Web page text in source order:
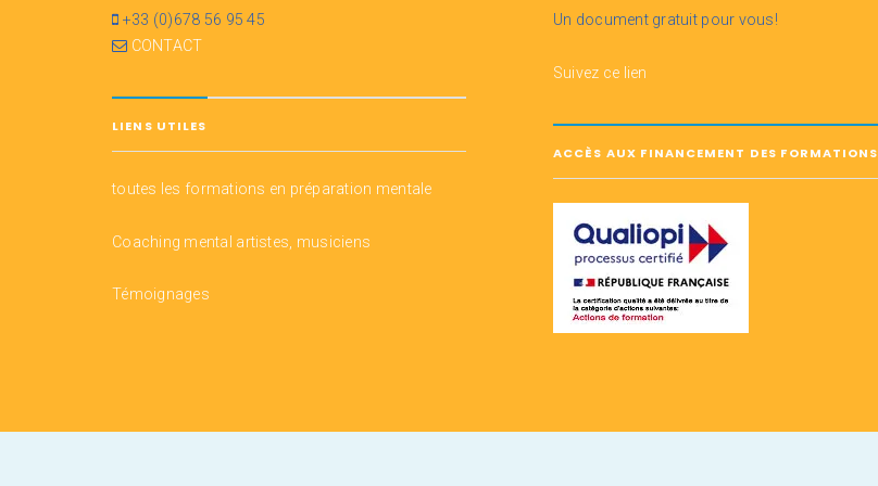
+33 (0)678 56 95 45
CONTACT
LIENS UTILES
toutes les formations en préparation mentale
Coaching mental artistes, musiciens
Témoignages
Un document gratuit pour vous!
Suivez ce lien
ACCÈS AUX FINANCEMENT DES FORMATIONS